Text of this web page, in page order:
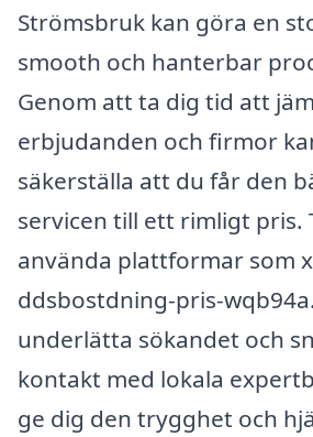
Strömsbruk kan göra en
smooth och hanterbar
Genom att ta dig tid att
erbjudanden och firmor
säkerställa att du får den
servicen till ett rimligt pris.
använda plattformar som
ddsbostdning-pris-
underlätta sökandet och
kontakt med lokala
ge dig den trygghet och